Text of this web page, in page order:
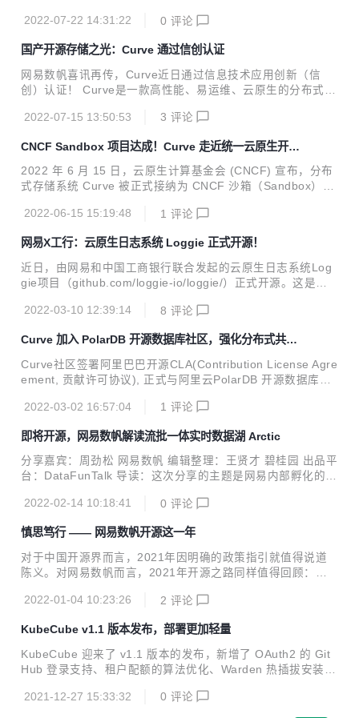
场景；...
urveFS 文件存储上线到网易内部业务生产环境，经过一段时
https://github.com/opencurve/curve/releases/tag/v2.3.0-rc
0 版本部署手册： https://github.com/opencurve/curveadm/
wiki‍ Curve 是云原生计算基金会 (CNCF) Sandbox 项目，是
2022-07-22 14:31:22 0 评论
国产开源存储之光：Curve 通过信创认证
网易数帆喜讯再传，Curve近日通过信息技术应用创新（信
创）认证！ Curve是一款高性能、易运维、云原生的分布式存
目。国家工业信息安全发展研究中心测试结果显示，Curve在
面49个测试用例全部通过。 当前我国正处在数字经济高速发
展期，建设国产自主可控体系、大力发展信创产业已成为“数
字基建”的目标，此次获得权威机构认可，验证了Curve与信创
担当推动目标完成的硬实力，也是其抓住重大历史机遇提速发
2022-07-15 13:50:53 3 评论
CNCF Sandbox 项目达成！Curve 走近统一云原生开源
存储梦想
2022 年 6 月 15 日，云原生计算基金会 (CNCF) 宣布，分布
式存储系统 Curve 被正式接纳为 CNCF 沙箱（Sandbox）项
在以网易分布式架构和云原生实践经验反哺社区，填补高性
CNCF 沙箱，意味着全球顶级开源基金会对网易数帆云原生存
储技术演进的认可，也验证了网易数帆在数字化基础软件领域
的深厚积累，及对未来技术趋势的深刻洞察。通过进入 CNCF
沙箱，Curve 社区将更多吸引更多开发者和用户参与共建，进
一步推动项目在云原生业务场景的成熟应用，从而深化...
2022-06-15 15:19:48 1 评论
网易X工行：云原生日志系统 Loggie 正式开源！
近日，由网易和中国工商银行联合发起的云原生日志系统Log
gie项目（github.com/loggie-io/loggie/）正式开源。这是网
伙伴践行“架构开放，内核开源”技术理念、把控制权交给客户
转型浪潮中，采用云原生技术解决数字化软件研发、运维新挑
战已成主流选择，然而在云原生环境下，容器大规模及频繁动
态迁移、日志存储多样性、Kubernetes元信息查询等特点，
迫使日志管理方式发生变化。随着业务实践的深入，日志方面
存在的人肉运维越来越多、功能开发难以扩展和难以支撑更大
2022-03-10 12:39:14 8 评论
Curve 加入 PolarDB 开源数据库社区，强化分布式共享
存储
Curve社区签署阿里巴巴开源CLA(Contribution License Agre
ement, 贡献许可协议), 正式与阿里云PolarDB 开源数据库社
又一里程碑。 在3月2日的开源 PolarDB 企业级架构发布会
构设计进行了全面解读，作为 PolarDB 技术合作伙伴，Curve
为 PolarDB for PostgreSQL 提供分布式共享存储，其强大的
性能表现引发了社区的注意。 这也表明，作为网易数帆自研开
2022-03-02 16:57:04 1 评论
即将开源，网易数帆解读流批一体实时数据湖 Arctic
分享嘉宾：周劲松 网易数帆 编辑整理：王贤才 碧桂园 出品平
台：DataFunTalk 导读：这次分享的主题是网易内部孵化的数
数帆有数团队结合自身需求，孵化了Arctic。本次分享的内容
心原理 现有成果 总结与规划 01 什么是数据湖 我们从数据摄
取、数据存储和数据分析三个方面来描述数据湖的特性。 数据
摄取就是数据写入，数据湖既可以支持批量的数据写入，也可
存储结构化的数据，我们希望数据湖既能存储结构化的数据，
2022-02-14 10:18:41 0 评论
慎思笃行 —— 网易数帆开源这一年
对于中国开源界而言，2021年因明确的政策指引就值得说道
陈义。对网易数帆而言，2021年开源之路同样值得回顾：一
项目送入 Apache 基金会孵化。种种行动，让业界更深刻地感
che Way，推动大数据平民化 从早期的 LAMP 架构，到今天
的 Hadoop 生态，Apache 软件基金会（ASF）在开源领域影
响深远，其形成的 “The Apache Way” ，已经成为引领全球社
的努力，也缔造了数帆与 ASF 愈发深...
2022-01-04 10:23:26 2 评论
KubeCube v1.1 版本发布，部署更加轻量
KubeCube 迎来了 v1.1 版本的发布，新增了 OAuth2 的 Git
Hub 登录支持、租户配额的算法优化、Warden 热插拔安装包
详见 ChangeLog。 v1.1 版本中最主要的特性是 Auth-Proxy
能力的支持，使得部署更加轻量，无需侵入修改 kube-apiser
2021-12-27 15:33:32 0 评论